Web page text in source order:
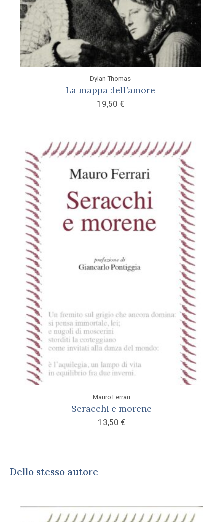
Dylan Thomas
La mappa dell’amore
19,50 €
Mauro Ferrari
Seracchi e morene
13,50 €
Dello stesso autore